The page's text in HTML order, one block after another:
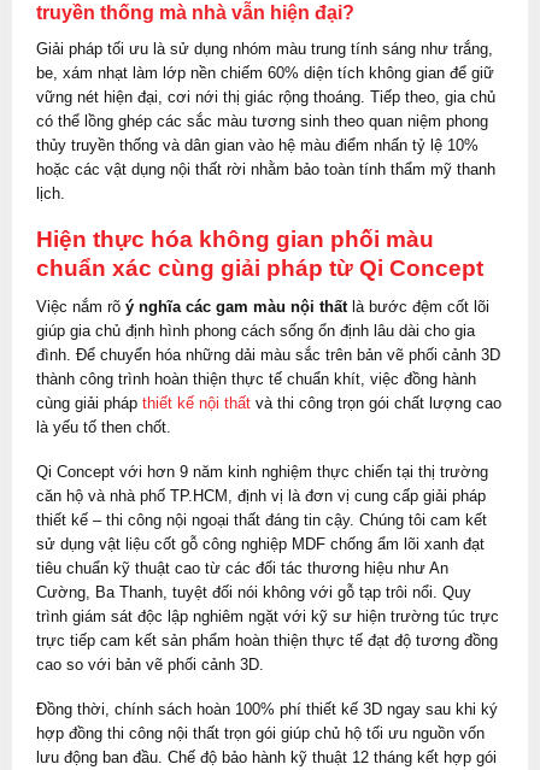
truyền thống mà nhà vẫn hiện đại?
Giải pháp tối ưu là sử dụng nhóm màu trung tính sáng như trắng,
be, xám nhạt làm lớp nền chiếm 60% diện tích không gian để giữ
vững nét hiện đại, cơi nới thị giác rộng thoáng. Tiếp theo, gia chủ
có thể lồng ghép các sắc màu tương sinh theo quan niệm phong
thủy truyền thống và dân gian vào hệ màu điểm nhấn tỷ lệ 10%
hoặc các vật dụng nội thất rời nhằm bảo toàn tính thẩm mỹ thanh
lịch.
Hiện thực hóa không gian phối màu
chuẩn xác cùng giải pháp từ Qi Concept
Việc nắm rõ ý nghĩa các gam màu nội thấtlà bước đệm cốt lõi
giúp gia chủ định hình phong cách sống ổn định lâu dài cho gia
đình. Để chuyển hóa những dải màu sắc trên bản vẽ phối cảnh 3D
thành công trình hoàn thiện thực tế chuẩn khít, việc đồng hành
cùng giải pháp thiết kế nội thất và thi công trọn gói chất lượng cao
là yếu tố then chốt.
Qi Concept với hơn 9 năm kinh nghiệm thực chiến tại thị trường
căn hộ và nhà phố TP.HCM, định vị là đơn vị cung cấp giải pháp
thiết kế – thi công nội ngoại thất đáng tin cậy. Chúng tôi cam kết
sử dụng vật liệu cốt gỗ công nghiệp MDF chống ẩm lõi xanh đạt
tiêu chuẩn kỹ thuật cao từ các đối tác thương hiệu như An
Cường, Ba Thanh, tuyệt đối nói không với gỗ tạp trôi nổi. Quy
trình giám sát độc lập nghiêm ngặt với kỹ sư hiện trường túc trực
trực tiếp cam kết sản phẩm hoàn thiện thực tế đạt độ tương đồng
cao so với bản vẽ phối cảnh 3D.
Đồng thời, chính sách hoàn 100% phí thiết kế 3D ngay sau khi ký
hợp đồng thi công nội thất trọn gói giúp chủ hộ tối ưu nguồn vốn
lưu động ban đầu. Chế độ bảo hành kỹ thuật 12 tháng kết hợp gói